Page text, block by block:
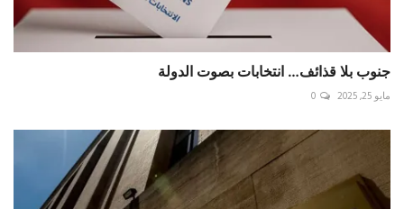
جنوب بلا قذائف… انتخابات بصوت الدولة
مايو 25, 2025 0